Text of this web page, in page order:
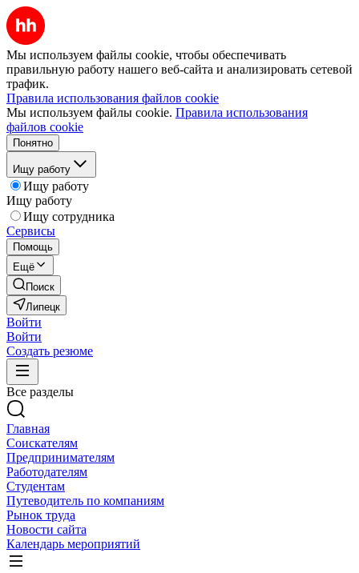
Мы используем файлы cookie, чтобы обеспечивать
правильную работу нашего веб-сайта и анализировать сетевой
трафик.
Правила использования файлов cookie
Мы используем файлы cookie. Правила использования
файлов cookie
Понятно
Ищу работу
Ищу работу
Ищу работу
Ищу сотрудника
Сервисы
Помощь
Ещё
Поиск
Липецк
Войти
Войти
Создать резюме
Все разделы
Главная
Соискателям
Предпринимателям
Работодателям
Студентам
Путеводитель по компаниям
Рынок труда
Новости сайта
Календарь мероприятий